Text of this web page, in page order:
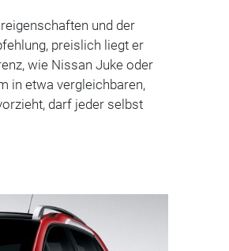
und der
preislich liegt er
wie Nissan Juke oder
in etwa vergleichbaren,
darf jeder selbst